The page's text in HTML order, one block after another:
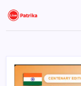
content
Live
Patrika
Breaking
Latest